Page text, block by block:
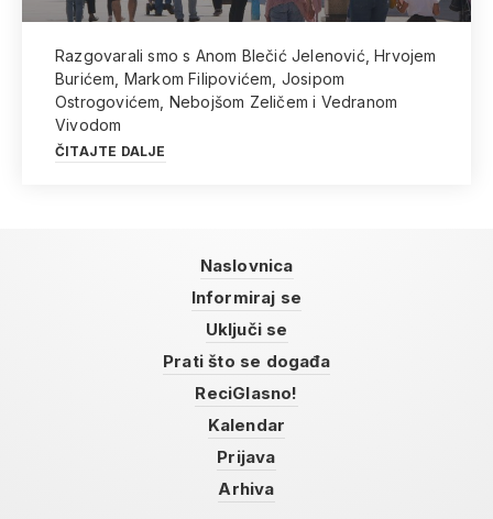
Razgovarali smo s Anom Blečić Jelenović, Hrvojem
Burićem, Markom Filipovićem, Josipom
Ostrogovićem, Nebojšom Zeličem i Vedranom
Vivodom
ČITAJTE DALJE
Naslovnica
Informiraj se
Uključi se
Prati što se događa
ReciGlasno!
Kalendar
Prijava
Arhiva